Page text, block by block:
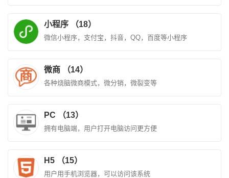
小程序 （18）
微信小程序，支付宝，抖音，QQ，百度等小程序
微商 （14）
各种烧脑微商模式，微分销，微裂变等
PC （13）
拥有电脑端，用户打开电脑访问更方便
H5 （15）
用户用手机浏览器，可以访问该系统